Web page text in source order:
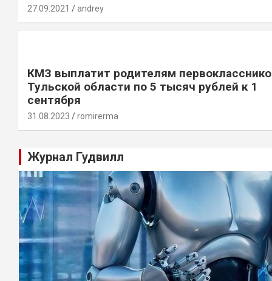
27.09.2021 andrey
КМЗ выплатит родителям
Тульской области по 5 тысяч рублей к 1
сентября
31.08.2023 romirerma
Журнал Гудвилл